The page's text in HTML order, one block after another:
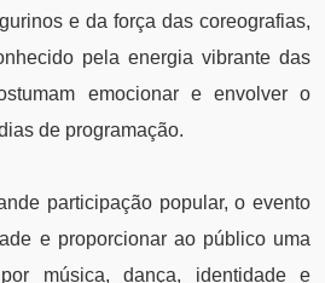
e da força das coreografias,
pela energia vibrante das
emocionar e envolver o
de programação.
participação popular, o evento
e proporcionar ao público uma
música, dança, identidade e